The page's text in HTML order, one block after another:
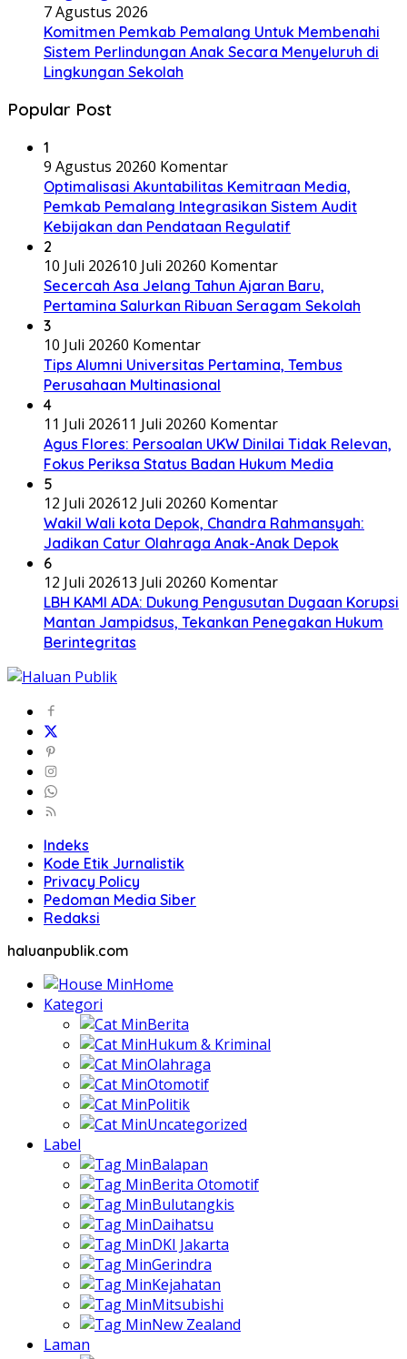
7 Agustus 2026
Komitmen Pemkab Pemalang Untuk Membenahi
Sistem Perlindungan Anak Secara Menyeluruh di
Lingkungan Sekolah
Popular Post
1
9 Agustus 20260 Komentar
​Optimalisasi Akuntabilitas Kemitraan Media,
Pemkab Pemalang Integrasikan Sistem Audit
Kebijakan dan Pendataan Regulatif
2
10 Juli 202610 Juli 20260 Komentar
Secercah Asa Jelang Tahun Ajaran Baru,
Pertamina Salurkan Ribuan Seragam Sekolah
3
10 Juli 20260 Komentar
Tips Alumni Universitas Pertamina, Tembus
Perusahaan Multinasional
4
11 Juli 202611 Juli 20260 Komentar
Agus Flores: Persoalan UKW Dinilai Tidak Relevan,
Fokus Periksa Status Badan Hukum Media
5
12 Juli 202612 Juli 20260 Komentar
Wakil Wali kota Depok, Chandra Rahmansyah:
Jadikan Catur Olahraga Anak-Anak Depok
6
12 Juli 202613 Juli 20260 Komentar
LBH KAMI ADA: Dukung Pengusutan Dugaan Korupsi
Mantan Jampidsus, Tekankan Penegakan Hukum
Berintegritas
Indeks
Kode Etik Jurnalistik
Privacy Policy
Pedoman Media Siber
Redaksi
haluanpublik.com
Home
Kategori
Berita
Hukum & Kriminal
Olahraga
Otomotif
Politik
Uncategorized
Label
Balapan
Berita Otomotif
Bulutangkis
Daihatsu
DKI Jakarta
Gerindra
Kejahatan
Mitsubishi
New Zealand
Laman